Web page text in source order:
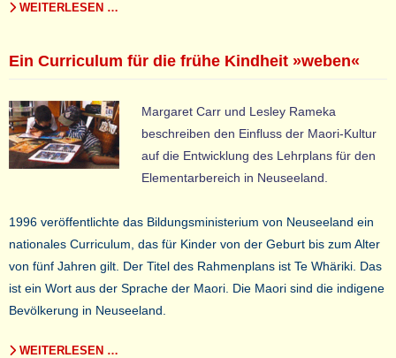
WEITERLESEN …
Ein Curriculum für die frühe Kindheit »weben«
Margaret Carr und Lesley Rameka
beschreiben den Einfluss der Maori-Kultur
auf die Entwicklung des Lehrplans für den
Elementarbereich in Neuseeland.
1996 veröffentlichte das Bildungsministerium von Neuseeland ein
nationales Curriculum, das für Kinder von der Geburt bis zum Alter
von fünf Jahren gilt. Der Titel des Rahmenplans ist Te Whäriki. Das
ist ein Wort aus der Sprache der Maori. Die Maori sind die indigene
Bevölkerung in Neuseeland.
WEITERLESEN …